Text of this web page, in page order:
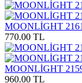
MOONLİGHT
770.00 TL
MOONLİGHT
960.00 TL